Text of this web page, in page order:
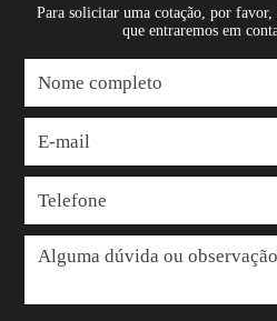
Para solicitar uma cotação, por
que entraremos em